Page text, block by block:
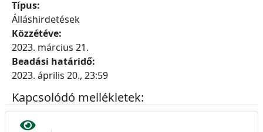
Típus:
Álláshirdetések
Közzétéve:
2023. március 21.
Beadási határidő:
2023. április 20., 23:59
Kapcsolódó mellékletek: